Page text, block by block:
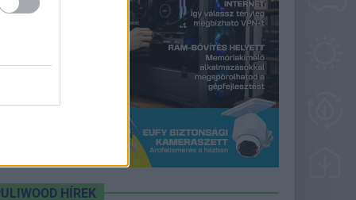
HÍREK